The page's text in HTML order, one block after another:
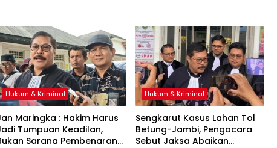
Hukum & Kriminal
Maringka : Hakim Harus
Tumpuan Keadilan,
Sarana Pembenaran
Hukum & Kriminal
Sengkarut Kasus Lahan Tol
Betung-Jambi, Pengacara
Sebut Jaksa Abaikan